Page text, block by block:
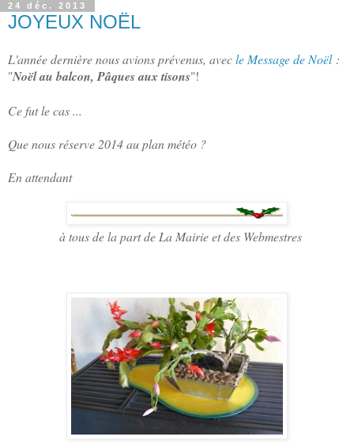
24 déc. 2013
JOYEUX NOËL
L'année dernière nous avions prévenus, avecle Message de Noël:
"Noël au balcon, Pâques aux tisons"!
Ce fut le cas ...
Que nous réserve 2014 au plan météo ?
En attendant
à tous de la part de La Mairie et des Webmestres